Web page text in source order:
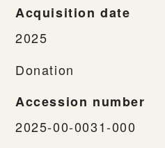
Acquisition date
2025
Donation
Accession number
2025-00-0031-000